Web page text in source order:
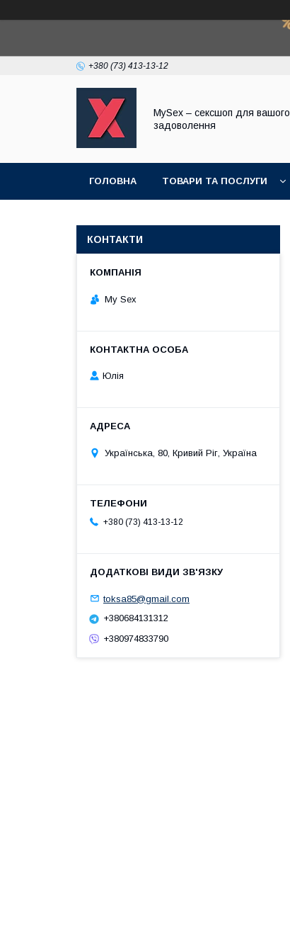
+380 (73) 413-13-12
MySex – сексшоп для вашого
задоволення
ГОЛОВНА ТОВАРИ ТА ПОСЛУГИ
КОНТАКТИ
My Sex
Юлія
Українська, 80, Кривий Ріг, Україна
+380 (73) 413-13-12
toksa85@gmail.com
+380684131312
+380974833790